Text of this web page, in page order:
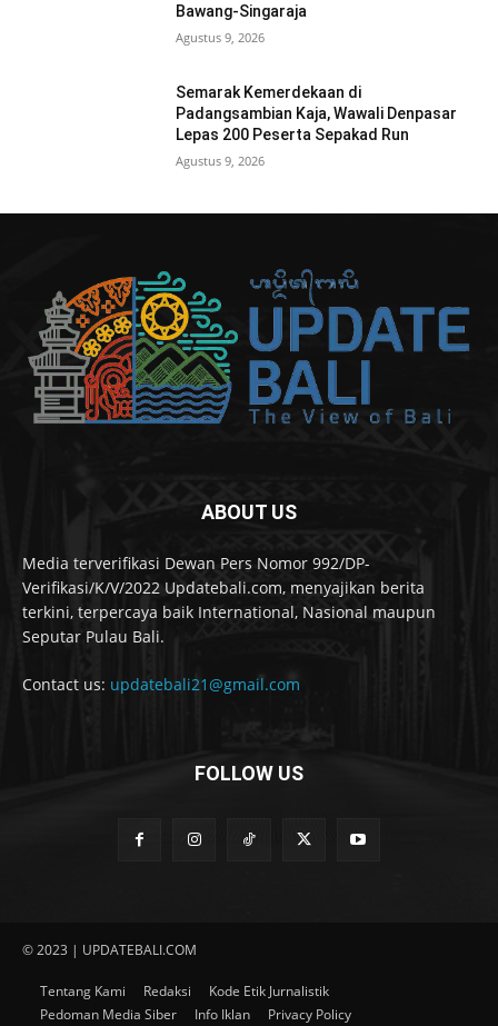
Bawang-Singaraja
Agustus 9, 2026
Semarak Kemerdekaan di
Padangsambian Kaja, Wawali Denpasar
Lepas 200 Peserta Sepakad Run
Agustus 9, 2026
ABOUT US
Media terverifikasi Dewan Pers Nomor 992/DP-
Verifikasi/K/V/2022 Updatebali.com, menyajikan berita
terkini, terpercaya baik International, Nasional maupun
Seputar Pulau Bali.
Contact us: updatebali21@gmail.com
FOLLOW US
© 2023 | UPDATEBALI.COM
Tentang Kami Redaksi
Kode Etik Jurnalistik
Pedoman Media Siber
Info Iklan Privacy Policy